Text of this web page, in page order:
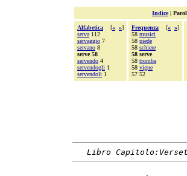
Indice|
Alfabetica [« »]
serva 112
servaggio 7
servano 8
serve 58
servendo 4
servendogli 1
servendoli 1
Frequenza [« »]
58 musici
58 piede
58 schiere
58 serve
58 tromba
58 vigne
57 52
Libro